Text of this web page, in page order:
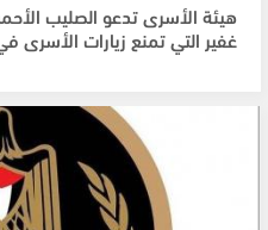
هيئة الأسرى تدعو الصليب
غفير التي تمنع زيارات الأسرى